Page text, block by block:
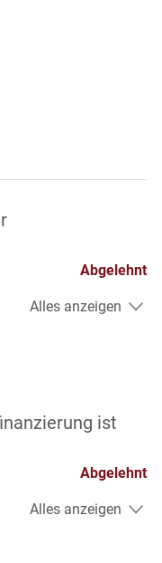
Abgelehnt
Alles anzeigen
ist
Abgelehnt
Alles anzeigen